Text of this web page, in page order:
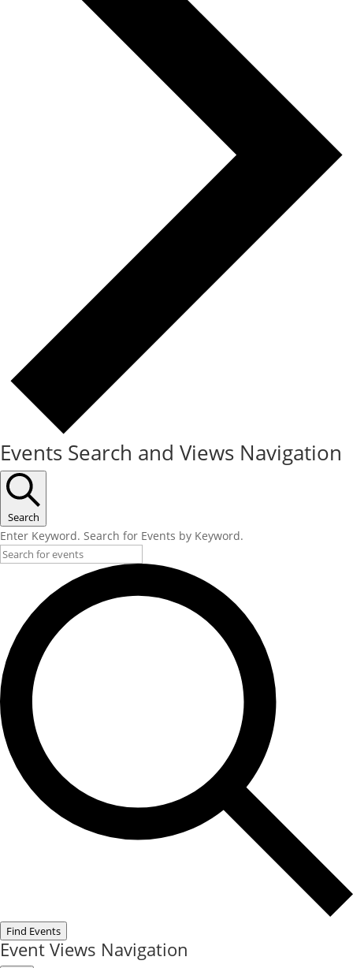
Events Search and Views Navigation
Search
Enter Keyword. Search for Events by Keyword.
Find Events
Event Views Navigation